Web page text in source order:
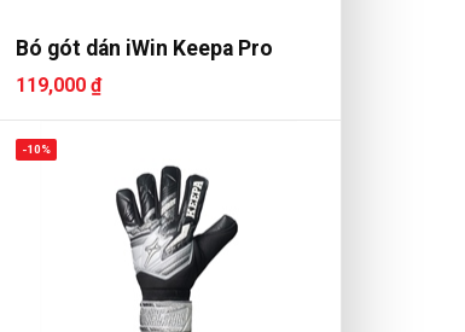
Bó gót dán iWin Keepa Pro
119,000 ₫
-10%